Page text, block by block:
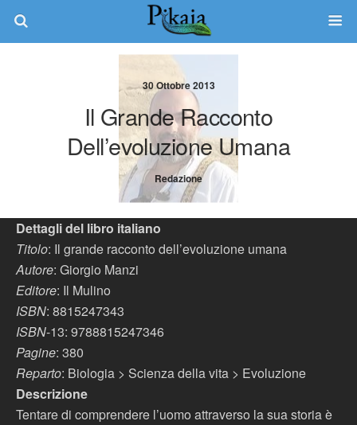
30 Ottobre 2013
Il Grande Racconto
Dell’evoluzione Umana
Redazione
Dettagli del libro italiano
Titolo: Il grande racconto dell’evoluzione umana
Autore: Giorgio Manzi
Editore: Il Mulino
ISBN: 8815247343
ISBN-13: 9788815247346
Pagine: 380
Reparto: Biologia > Scienza della vita > Evoluzione
Descrizione
Tentare di comprendere l’uomo attraverso la sua storia è